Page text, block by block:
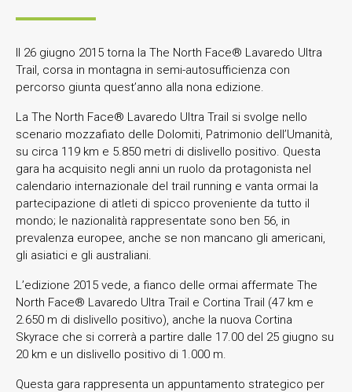
Il 26 giugno 2015 torna la The North Face® Lavaredo Ultra
Trail, corsa in montagna in semi-autosufficienza con
percorso giunta quest’anno alla nona edizione.
La The North Face® Lavaredo Ultra Trail si svolge nello
scenario mozzafiato delle Dolomiti, Patrimonio dell’Umanità,
su circa 119 km e 5.850 metri di dislivello positivo. Questa
gara ha acquisito negli anni un ruolo da protagonista nel
calendario internazionale del trail running e vanta ormai la
partecipazione di atleti di spicco proveniente da tutto il
mondo; le nazionalità rappresentate sono ben 56, in
prevalenza europee, anche se non mancano gli americani,
gli asiatici e gli australiani.
L’edizione 2015 vede, a fianco delle ormai affermate The
North Face® Lavaredo Ultra Trail e Cortina Trail (47 km e
2.650 m di dislivello positivo), anche la nuova Cortina
Skyrace che si correrà a partire dalle 17.00 del 25 giugno su
20 km e un dislivello positivo di 1.000 m.
Questa gara rappresenta un appuntamento strategico per